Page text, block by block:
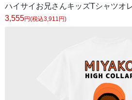
ハイサイお兄さんキッズTシャツオ
3,555円(税込3,911円)